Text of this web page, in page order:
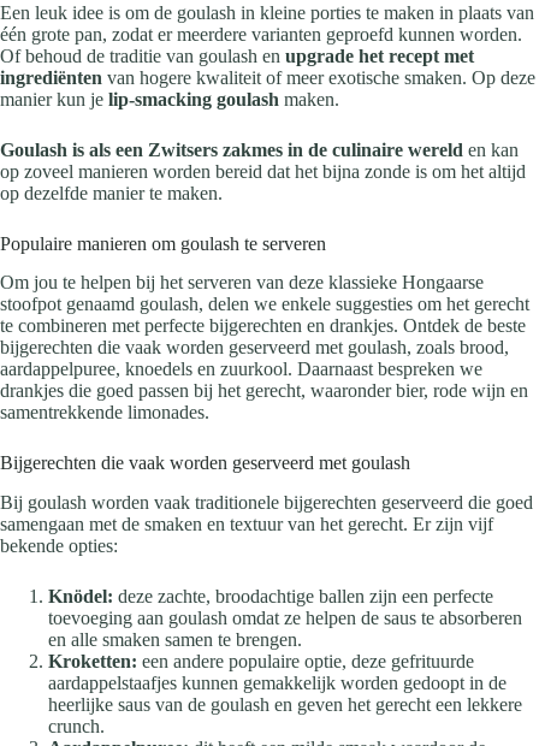
Een leuk idee is om de goulash in kleine porties te maken in plaats van
één grote pan, zodat er meerdere varianten geproefd kunnen worden.
Of behoud de traditie van goulash en upgrade het recept met
ingrediënten van hogere kwaliteit of meer exotische smaken. Op deze
manier kun je lip-smacking goulash maken.
Goulash is als een Zwitsers zakmes in de culinaire wereld en kan
op zoveel manieren worden bereid dat het bijna zonde is om het altijd
op dezelfde manier te maken.
Populaire manieren om goulash te serveren
Om jou te helpen bij het serveren van deze klassieke Hongaarse
stoofpot genaamd goulash, delen we enkele suggesties om het gerecht
te combineren met perfecte bijgerechten en drankjes. Ontdek de beste
bijgerechten die vaak worden geserveerd met goulash, zoals brood,
aardappelpuree, knoedels en zuurkool. Daarnaast bespreken we
drankjes die goed passen bij het gerecht, waaronder bier, rode wijn en
samentrekkende limonades.
Bijgerechten die vaak worden geserveerd met goulash
Bij goulash worden vaak traditionele bijgerechten geserveerd die goed
samengaan met de smaken en textuur van het gerecht. Er zijn vijf
bekende opties:
Knödel: deze zachte, broodachtige ballen zijn een perfecte
toevoeging aan goulash omdat ze helpen de saus te absorberen
en alle smaken samen te brengen.
Kroketten: een andere populaire optie, deze gefrituurde
aardappelstaafjes kunnen gemakkelijk worden gedoopt in de
heerlijke saus van de goulash en geven het gerecht een lekkere
crunch.